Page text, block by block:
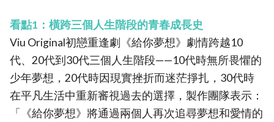
看點1：橫跨三個人生階段的青春成長史
Viu Original初戀重逢劇《給你夢想》劇情跨越10
代、20代到30代三個人生階段——10代時無所畏懼的
少年夢想，20代時因現實挫折而迷茫掙扎，30代時
在平凡生活中重新審視過去的選擇，製作團隊表示：
「《給你夢想》將通過兩個人再次追尋夢想和愛情的